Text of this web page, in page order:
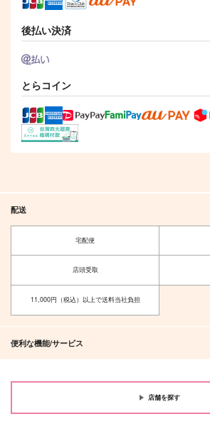
後払い決済
とらコイン
配送
宅配便
店頭受取
11,000円（税込）以上で送料当社負担
便利な機能/サービス
店舗を探す